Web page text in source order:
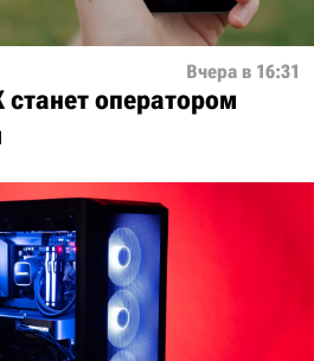
Вчера в 16:31
станет оператором